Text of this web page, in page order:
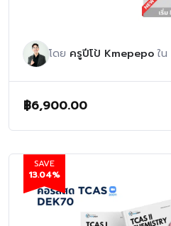
โดย ครูปีโป้ Kmepepoใน
฿6,900.00
SAVE
13.04%